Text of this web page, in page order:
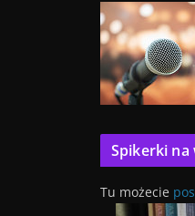
Spikerki na
Tu możecie